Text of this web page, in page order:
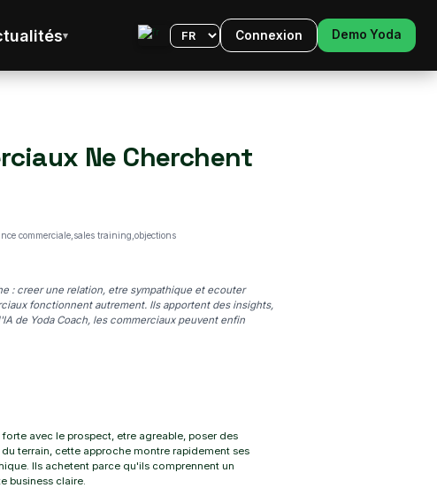
Langue Connexion Demo Yoda
Ne Cherchent
commerciale,sales training,objections
: creer une relation, etre sympathique et ecouter
fonctionnent autrement. Ils apportent des insights,
de Yoda Coach, les commerciaux peuvent enfin
avec le prospect, etre agreable, poser des
terrain, cette approche montre rapidement ses
Ils achetent parce qu'ils comprennent un
business claire.